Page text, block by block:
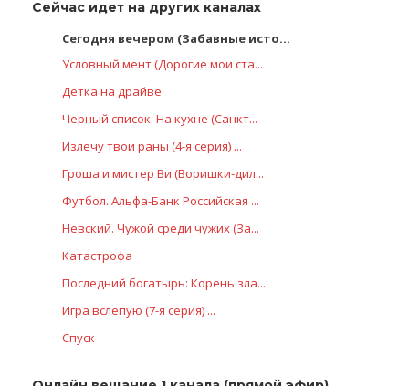
Сейчас идет на других каналах
Сегодня вечером (Забавные исто...
Условный мент (Дорогие мои ста...
Детка на драйве
Черный список. На кухне (Санкт...
Излечу твои раны (4-я серия) ...
Гроша и мистер Ви (Воришки-дил...
Футбол. Альфа-Банк Российская ...
Невский. Чужой среди чужих (За...
Катастрофа
Последний богатырь: Корень зла...
Игра вслепую (7-я серия) ...
Спуск